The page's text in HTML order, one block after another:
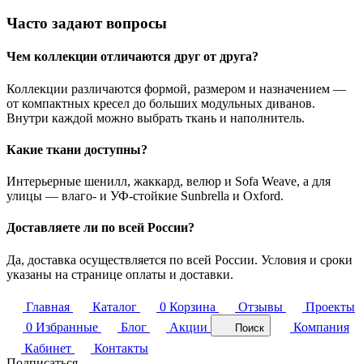
Часто задают вопросы
Чем коллекции отличаются друг от друга?
Коллекции различаются формой, размером и назначением —
от компактных кресел до больших модульных диванов.
Внутри каждой можно выбрать ткань и наполнитель.
Какие ткани доступны?
Интерьерные шенилл, жаккард, велюр и Sofa Weave, а для
улицы — влаго- и УФ-стойкие Sunbrella и Oxford.
Доставляете ли по всей России?
Да, доставка осуществляется по всей России. Условия и сроки
указаны на странице оплаты и доставки.
Главная Каталог 0 Корзина Отзывы
Проекты
0 Избранные Блог Акции Поиск
Компания
Кабинет
Контакты